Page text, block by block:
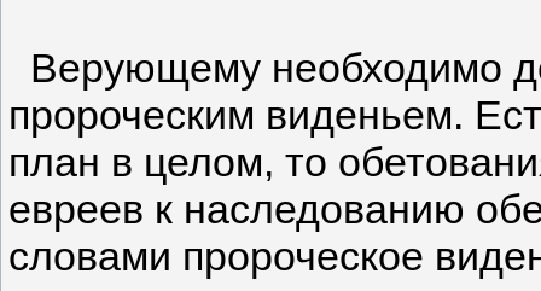
Верующему необходимо
пророческим виденьем.
план в целом, то
евреев к наследованию
словами пророческое